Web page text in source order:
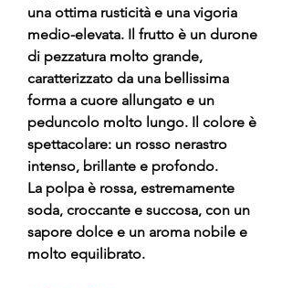
una ottima rusticità e una vigoria
medio-elevata. Il frutto è un durone
di pezzatura molto grande,
caratterizzato da una bellissima
forma a cuore allungato e un
peduncolo molto lungo. Il colore è
spettacolare: un rosso nerastro
intenso, brillante e profondo.
La polpa è rossa, estremamente
soda, croccante e succosa, con un
sapore dolce e un aroma nobile e
molto equilibrato.